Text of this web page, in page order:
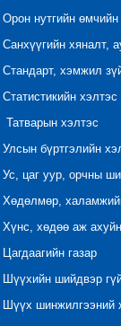
Орон нутгийн өмчийн
Санхүүгийн хяналт,
Стандарт, хэмжил
Статистикийн хэлтэс
Татварын хэлтэс
Улсын бүртгэлийн
Ус, цаг уур, орчны
Хөдөлмөр,
Хүнс, хөдөө аж
Цагдаагийн газар
Шүүхийн шийдвэр
Шүүх шинжилгээний